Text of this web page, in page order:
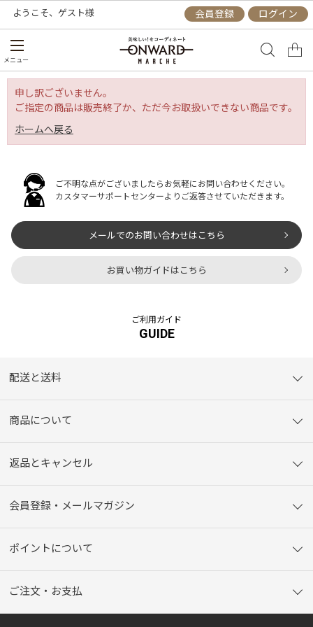
ようこそ、 ゲスト様 会員登録 ログイン
メニュー
申し訳ございません。
ご指定の商品は販売終了か、ただ今お取扱いできない商品です。
ホームへ戻る
ご不明な点がございましたらお気軽にお問い合わせください。
カスタマーサポートセンターよりご返答させていただきます。
メールでのお問い合わせはこちら
お買い物ガイドはこちら
ご利用ガイド
GUIDE
配送と送料
商品について
返品とキャンセル
会員登録・メールマガジン
ポイントについて
ご注文・お支払